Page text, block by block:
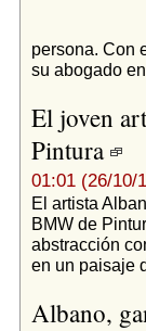
persona. Con
su abogado
El joven
Pintura
01:01 (26/10/
El artista
BMW de
abstracción
en un paisaje
Albano,